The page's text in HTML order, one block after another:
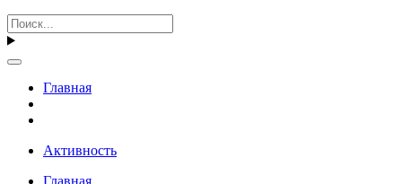
Главная
Активность
Главная